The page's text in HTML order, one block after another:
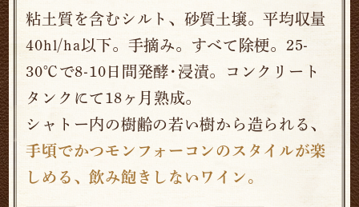
粘土質を含むシルト、砂質土壌。平均収量
40hl/ha以下。手摘み。すべて除梗。25-
30℃で8-10日間発酵･浸漬。コンクリート
タンクにて18ヶ月熟成。
シャトー内の樹齢の若い樹から造られる、
手頃でかつモンフォーコンのスタイルが楽
しめる、飲み飽きしないワイン。